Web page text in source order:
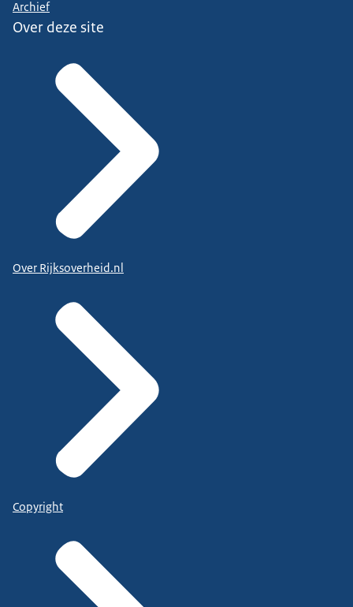
Archief
Over deze site
Over Rijksoverheid.nl
Copyright